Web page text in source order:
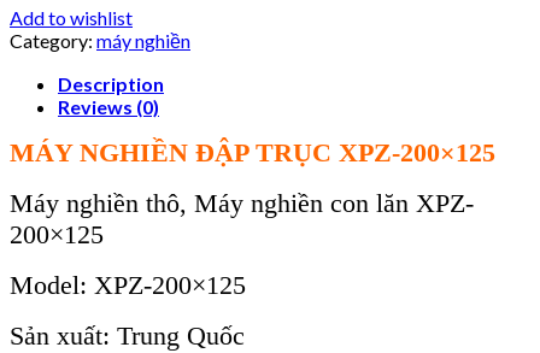
Add to wishlist
Category: máy nghiền
Description
Reviews (0)
MÁY NGHIỀN ĐẬP TRỤC XPZ-200×125
Máy nghiền thô, Máy nghiền con lăn XPZ-
200×125
Model: XPZ-200×125
Sản xuất: Trung Quốc